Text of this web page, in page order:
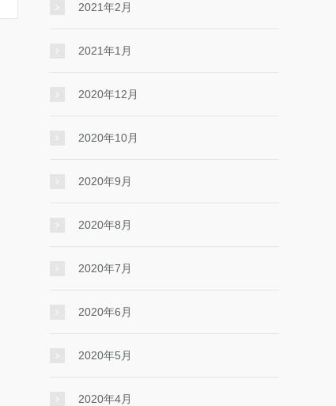
2021年2月
2021年1月
2020年12月
2020年10月
2020年9月
2020年8月
2020年7月
2020年6月
2020年5月
2020年4月